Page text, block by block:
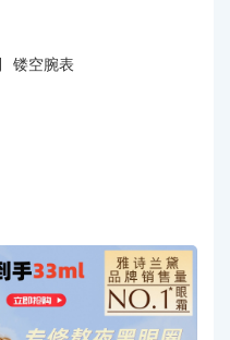
镂空腕表